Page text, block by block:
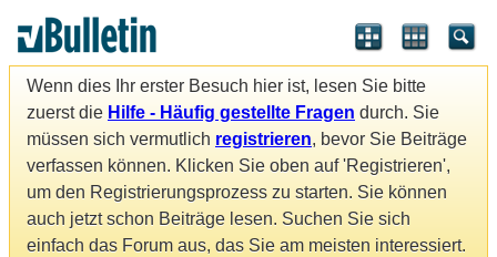
Wenn dies Ihr erster Besuch hier ist, lesen Sie bitte
zuerst die Hilfe - Häufig gestellte Fragen durch. Sie
müssen sich vermutlich registrieren, bevor Sie Beiträge
verfassen können. Klicken Sie oben auf 'Registrieren',
um den Registrierungsprozess zu starten. Sie können
auch jetzt schon Beiträge lesen. Suchen Sie sich
einfach das Forum aus, das Sie am meisten interessiert.